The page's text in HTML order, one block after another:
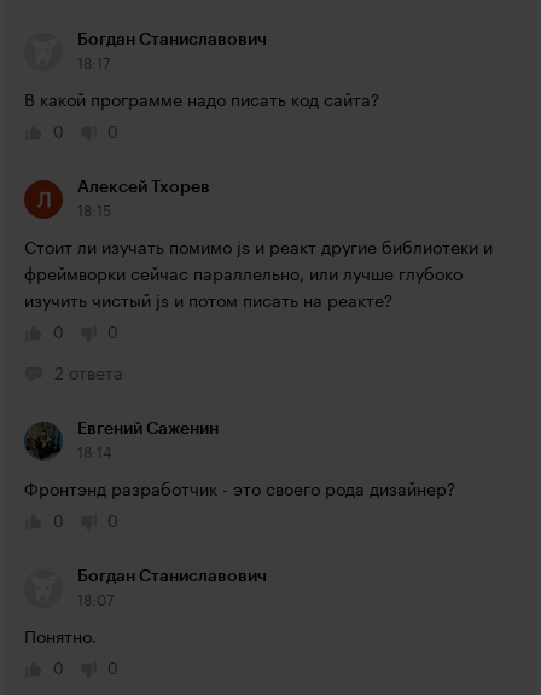
Богдан Станиславович
18:17
В какой программе надо писать код сайта?
0
0
Алексей Тхорев
18:15
Стоит ли изучать помимо js и реакт другие библиотеки и
фреймворки сейчас параллельно, или лучше глубоко
изучить чистый js и потом писать на реакте?
0
0
2 ответа
Евгений Саженин
18:14
Фронтэнд разработчик - это своего рода дизайнер?
0
0
Богдан Станиславович
18:07
Понятно.
0
0